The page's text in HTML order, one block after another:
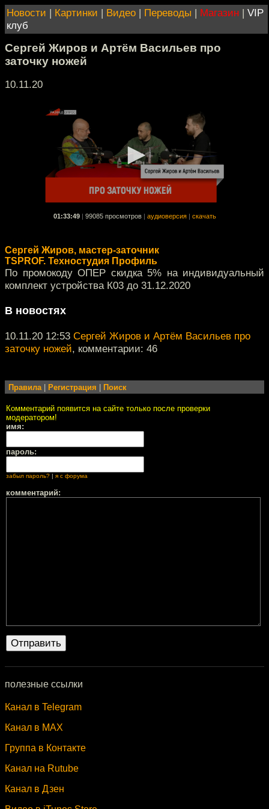
Новости | Картинки | Видео | Переводы | Магазин | VIP
клуб
Сергей Жиров и Артём Васильев про
заточку ножей
10.11.20
01:33:49 99085 просмотров аудиоверсия скачать
Сергей Жиров, мастер-заточник
TSPROF. Техностудия Профиль
По промокоду ОПЕР скидка 5% на индивидуальный
комплект устройства К03 до 31.12.2020
В новостях
10.11.20 12:53 Сергей Жиров и Артём Васильев про
заточку ножей, комментарии: 46
Правила| Регистрация Поиск
Комментарий появится на сайте только после проверки
модератором!
имя:
пароль:
забыл пароль? я с форума
комментарий:
полезные ссылки
Канал в Telegram
Канал в MAX
Группа в Контакте
Канал на Rutube
Канал в Дзен